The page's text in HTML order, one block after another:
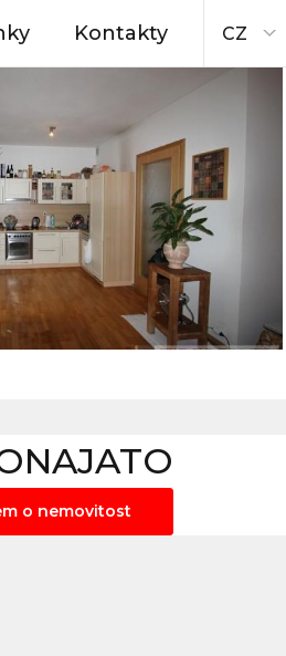
Kontakty CZ
o nemovitost